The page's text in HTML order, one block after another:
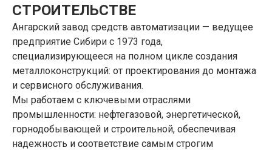
СТРОИТЕЛЬСТВЕ
Ангарский завод средств автоматизации — ведущее
предприятие Сибири с 1973 года,
специализирующееся на полном цикле создания
металлоконструкций: от проектирования до монтажа
и сервисного обслуживания.
Мы работаем с ключевыми отраслями
промышленности: нефтегазовой, энергетической,
горнодобывающей и строительной, обеспечивая
надежность и соответствие самым строгим